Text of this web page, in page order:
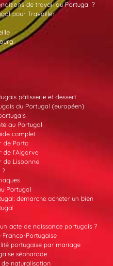
de travail au Portugal ?
pour Travailler
pâtisserie et dessert
du Portugal (européen)
au Portugal
complet
de Porto
de l’Algarve
de Lisbonne
?
Portugal
demarche acheter un bien
acte de naissance portugais ?
Franco-Portugaise
portugaise par mariage
sépharade
de naturalisation